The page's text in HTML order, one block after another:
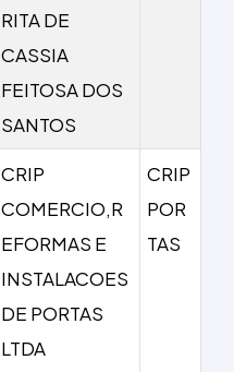
RITA DE
CASSIA
FEITOSA DOS
SANTOS
CRIP
COMERCIO,R
EFORMAS E
INSTALACOES
DE PORTAS
LTDA
CRIP
POR
TAS